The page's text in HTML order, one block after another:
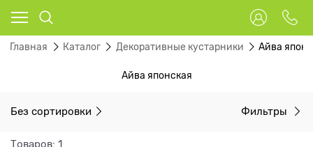
Главная Каталог Декоративные кустарники Айва
Айва японская
Без сортировки Фильтры
Товаров: 1